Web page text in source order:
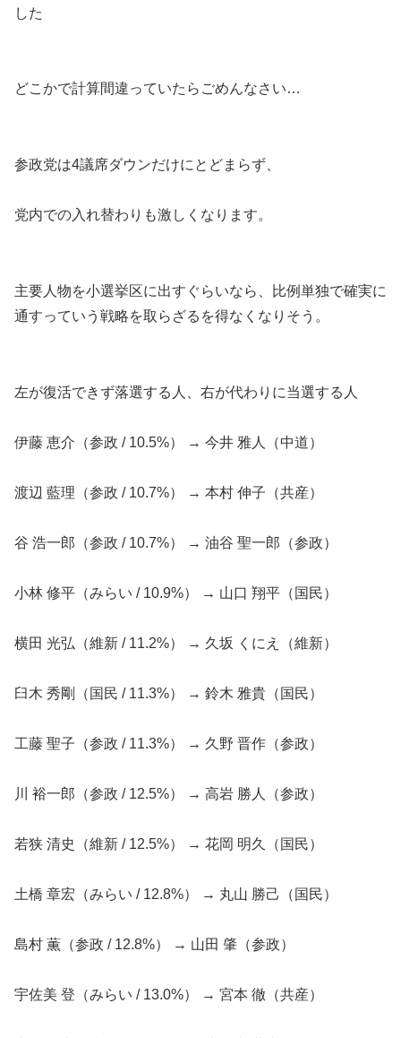
した
どこかで計算間違っていたらごめんなさい…
参政党は4議席ダウンだけにとどまらず、
党内での入れ替わりも激しくなります。
主要人物を小選挙区に出すぐらいなら、比例単独で確実に
通すっていう戦略を取らざるを得なくなりそう。
左が復活できず落選する人、右が代わりに当選する人
伊藤 恵介（参政 / 10.5%） → 今井 雅人（中道）
渡辺 藍理（参政 / 10.7%） → 本村 伸子（共産）
谷 浩一郎（参政 / 10.7%） → 油谷 聖一郎（参政）
小林 修平（みらい / 10.9%） → 山口 翔平（国民）
横田 光弘（維新 / 11.2%） → 久坂 くにえ（維新）
臼木 秀剛（国民 / 11.3%） → 鈴木 雅貴（国民）
工藤 聖子（参政 / 11.3%） → 久野 晋作（参政）
川 裕一郎（参政 / 12.5%） → 高岩 勝人（参政）
若狭 清史（維新 / 12.5%） → 花岡 明久（国民）
土橋 章宏（みらい / 12.8%） → 丸山 勝己（国民）
島村 薫（参政 / 12.8%） → 山田 肇（参政）
宇佐美 登（みらい / 13.0%） → 宮本 徹（共産）